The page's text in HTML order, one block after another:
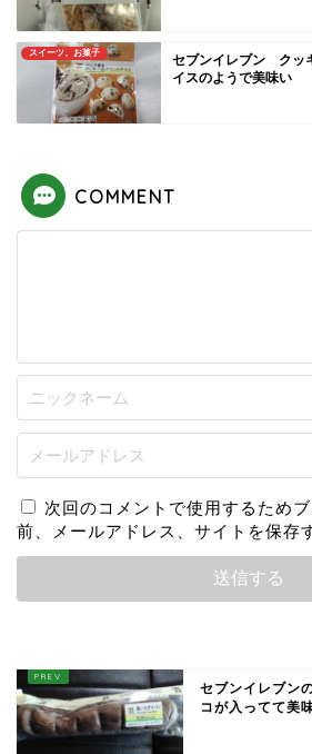
スイーツ、お菓子
セブンイレブン クッ
イスのようで美味い
COMMENT
次回のコメントで使用するため
前、メールアドレス、サイトを保存
セブンイレブン
コが入ってて美